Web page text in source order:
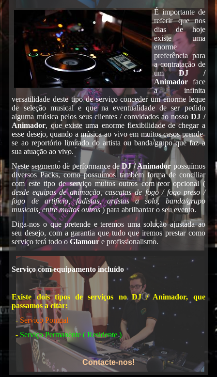
Karaoke
É importante de
referir que nos
dias de hoje
existe uma
enorme
preferência para
a contratação de
um DJ /
Animador face
a infinita
versatilidade deste tipo de serviço conceder um enorme leque
de seleção musical e que na eventualidade de ser pedido
alguma música pelos seus clientes / convidados ao nossoDJ /
Animador, que existe uma enorme flexibilidade de chegar a
esse desejo, quando a música ao vivo em muitos casos prende-
se ao reportório limitado do artista ou banda/grupo que faz a
sua atuação ao vivo.
Neste segmento de performance deDJ / Animador possuímos
diversos Packs, como possuímos também forma de conciliar
com este tipo de serviço muitos outros com teor opcional (
desde equipas de animação, cascatas de fogo / fogo preso /
fogo de artificio, fadistas, artistas a solo, banda/grupo
musicais, entre muitos outros) para abrilhantar o seu evento.
Diga-nos o que pretende e teremos uma solução ajustada ao
seu desejo, com a garantia que tudo que iremos prestar como
serviço terá todo oGlamoure profissionalismo.
Serviço com equipamento incluído
Existe dois tipos de serviços no DJ / Animador, que
passamos a citar:
- Serviço Pontual
- Serviço Permanente ( Residente )
Contacte-nos!